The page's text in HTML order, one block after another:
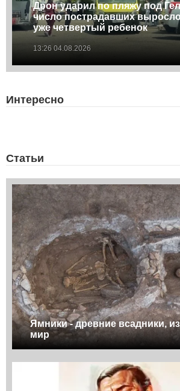
Дрон ударил по пляжу под
число пострадавших
уже четвертый ребенок
13:26 04.08.2026
Интересно
Статьи
Ямники - древние всадники,
мир